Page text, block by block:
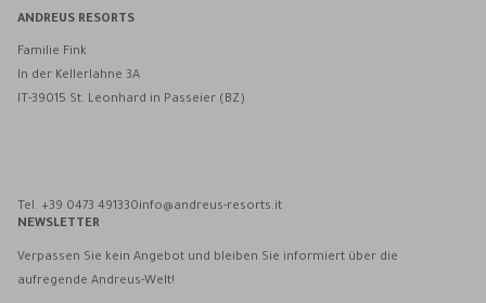
ANDREUS RESORTS
Familie Fink
In der Kellerlahne 3A
IT-39015 St. Leonhard in Passeier (BZ)
Tel. +39 0473 491330info@andreus-resorts.it
NEWSLETTER
Verpassen Sie kein Angebot und bleiben Sie informiert über die
aufregende Andreus-Welt!